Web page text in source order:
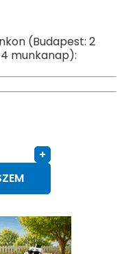
(Budapest: 2
munkanap):
+